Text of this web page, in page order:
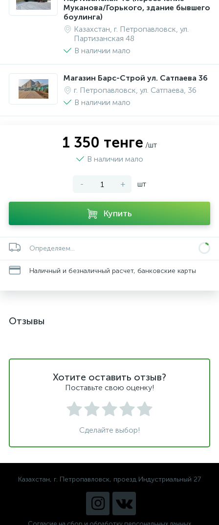
Муканова/Горького, здание бывшего
боулинга)
Казахстан, г. Петропавловск, ул.
Партизанская 48
В наличии мало
Магазин Барс-Строй ул. Сатпаева 36
г. Петропавловск, ул. Сатпаева, 36
В наличии мало
1 350 тенге /шт
В наличии мало
- + шт
Купить
Определяем...
Наличный и безналичный расчет, банковские карты
Отзывы
Хотите оставить отзыв?
Поставьте свою оценку!
Сделайте выбор!
Казахстан, г. Петропавловск, проезд Индустриальный 27